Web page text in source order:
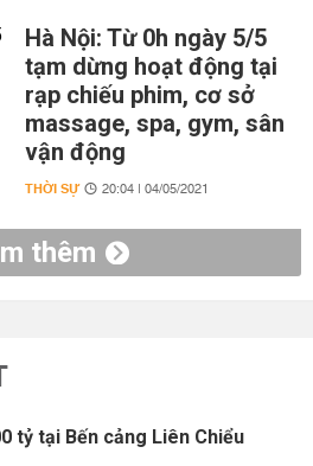
Hà Nội: Từ 0h ngày 5/5
tạm dừng hoạt động tại
rạp chiếu phim, cơ sở
massage, spa, gym, sân
vận động
THỜI SỰ 20:04 | 04/05/2021
thêm
tỷ tại Bến cảng Liên Chiểu